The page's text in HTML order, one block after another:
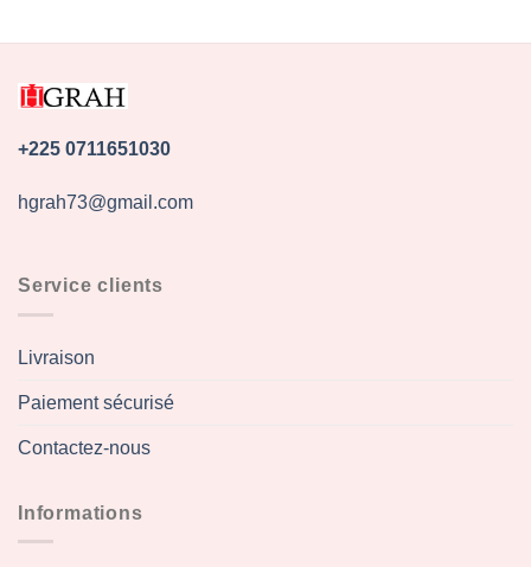
+225 0711651030
hgrah73@gmail.com
Service clients
Livraison
Paiement sécurisé
Contactez-nous
Informations